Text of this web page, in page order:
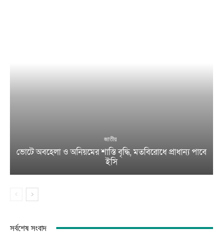
জাতীয়
ভোটে অবহেলা ও অনিয়মের শাস্তি বৃদ্ধি, মতবিরোধে প্রাধান্য পাবে
ইসি
সর্বশেষ সংবাদ